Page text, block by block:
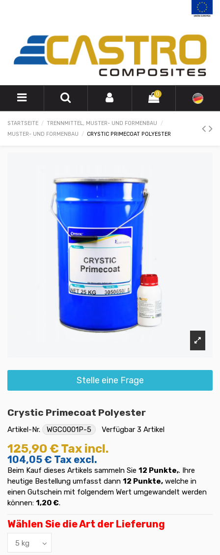
0
STARTSEITE
TRENNMITTEL, MUSTER- UND FORMENBAU
MUSTER- UND FORMENBAU
CRYSTIC PRIMECOAT POLYESTER
Stelle eine Frage
Crystic Primecoat Polyester
Artikel-Nr. WGC0001P-5 Verfügbar 3 Artikel
125,90 € Tax incl.
104,05 € Tax excl.
Beim Kauf dieses Artikels sammeln Sie 12 Punkte,. Ihre
heutige Bestellung umfasst dann 12 Punkte, welche in
einen Gutschein mit folgendem Wert umgewandelt werden
können: 1,20 €.
Wählen Sie die Art der Lieferung